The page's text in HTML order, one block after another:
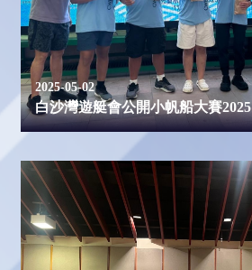
2025-05-02
白沙灣遊艇會公開小帆船大賽2025